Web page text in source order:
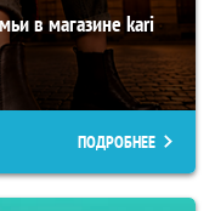
в магазине kari
ПОДРОБНЕЕ